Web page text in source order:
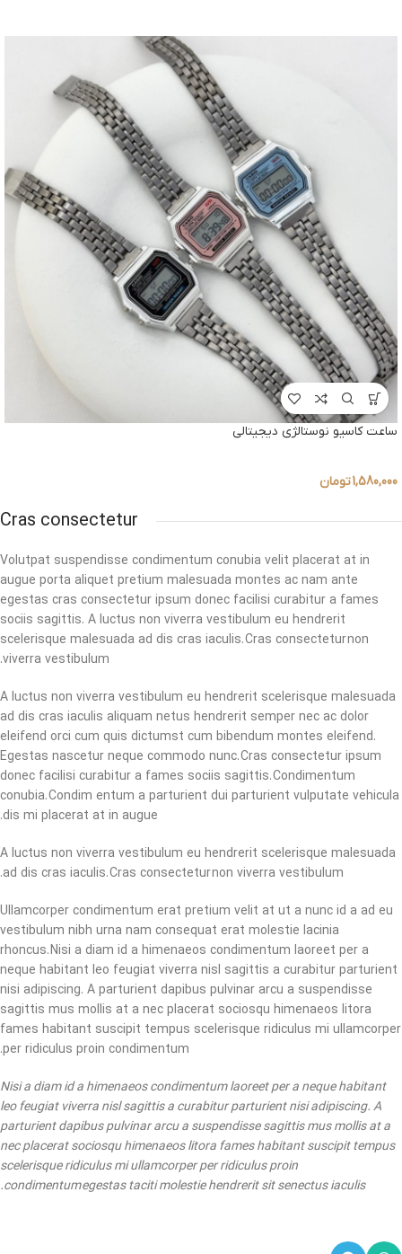
ساعت کاسیو نوستالژی دیجیتالی
1,580,000تومان
Cras consectetur
Volutpat suspendisse condimentum conubia velit placerat at in
augue porta aliquet pretium malesuada montes ac nam ante
egestas cras consectetur ipsum donec facilisi curabitur a fames
sociis sagittis. A luctus non viverra vestibulum eu hendrerit
scelerisque malesuada ad dis cras iaculis. Cras consectetur non
viverra vestibulum.
A luctus non viverra vestibulum eu hendrerit scelerisque malesuada
ad dis cras iaculis aliquam netus hendrerit semper nec ac dolor
eleifend orci cum quis dictumst cum bibendum montes eleifend.
Egestas nascetur neque commodo nunc. Cras consectetur ipsum
donec facilisi curabitur a fames sociis sagittis. Condimentum
conubia. Condim entum a parturient dui parturient vulputate vehicula
dis mi placerat at in augue.
A luctus non viverra vestibulum eu hendrerit scelerisque malesuada
ad dis cras iaculis. Cras consectetur non viverra vestibulum.
Ullamcorper condimentum erat pretium velit at ut a nunc id a ad eu
vestibulum nibh urna nam consequat erat molestie lacinia
rhoncus. Nisi a diam id a himenaeos condimentum laoreet per a
neque habitant leo feugiat viverra nisl sagittis a curabitur parturient
nisi adipiscing. A parturient dapibus pulvinar arcu a suspendisse
sagittis mus mollis at a nec placerat sociosqu himenaeos litora
fames habitant suscipit tempus scelerisque ridiculus mi ullamcorper
per ridiculus proin condimentum.
Nisi a diam id a himenaeos condimentum laoreet per a neque habitant
leo feugiat viverra nisl sagittis a curabitur parturient nisi adipiscing. A
parturient dapibus pulvinar arcu a suspendisse sagittis mus mollis at a
nec placerat sociosqu himenaeos litora fames habitant suscipit tempus
scelerisque ridiculus mi ullamcorper per ridiculus proin
condimentum egestas taciti molestie hendrerit sit senectus iaculis.